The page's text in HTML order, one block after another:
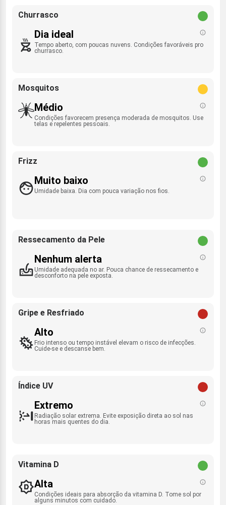
Churrasco
Dia ideal
Tempo aberto, com poucas nuvens. Condições favoráveis pro
churrasco.
Mosquitos
Médio
Condições favorecem presença moderada de mosquitos. Use
telas e repelentes pessoais.
Frizz
Muito baixo
Umidade baixa. Dia com pouca variação nos fios.
Ressecamento da Pele
Nenhum alerta
Umidade adequada no ar. Pouca chance de ressecamento e
desconforto na pele exposta.
Gripe e Resfriado
Alto
Frio intenso ou tempo instável elevam o risco de infecções.
Cuide-se e descanse bem.
Índice UV
Extremo
Radiação solar extrema. Evite exposição direta ao sol nas
horas mais quentes do dia.
Vitamina D
Alta
Condições ideais para absorção da vitamina D. Tome sol por
alguns minutos com cuidado.